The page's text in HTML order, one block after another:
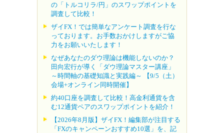
の「トルコリラ/円」のスワップポイントを
調査して比較！
ザイFX！では簡単なアンケート調査を行な
っております。お手数おかけしますがご協
力をお願いいたします！
なぜあなたのダウ理論は機能しないのか？
田向宏行が導く「ダウ理論マスター講座」
～時間軸の基礎知識と実践編～ 【9/5（土）
会場+オンライン同時開催】
約40口座を調査して比較！高金利通貨を含
む12通貨ペアのスワップポイントを紹介！
【2026年8月版】ザイFX！編集部が注目する
「FXのキャンペーンおすすめ10選」を、記